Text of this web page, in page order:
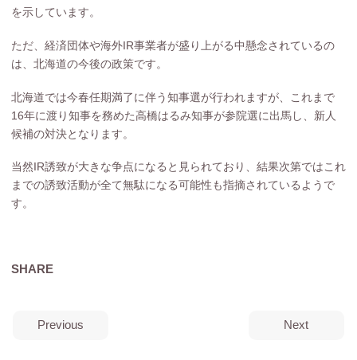
を示しています。
ただ、経済団体や海外IR事業者が盛り上がる中懸念されているの
は、北海道の今後の政策です。
北海道では今春任期満了に伴う知事選が行われますが、これまで
16年に渡り知事を務めた高橋はるみ知事が参院選に出馬し、新人
候補の対決となります。
当然IR誘致が大きな争点になると見られており、結果次第ではこれ
までの誘致活動が全て無駄になる可能性も指摘されているようで
す。
SHARE
Previous Next